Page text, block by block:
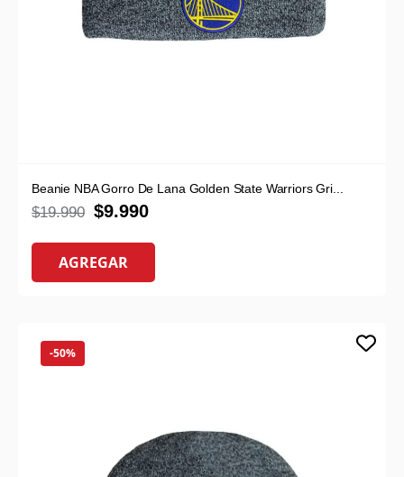
Beanie NBA Gorro De Lana Golden State Warriors Gri...
$19.990 $9.990
AGREGAR
-50%